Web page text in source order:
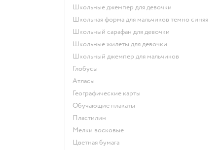
Школьные джемпер для девочки
Школьная форма для мальчиков темно синяя
Школьный сарафан для девочки
Школьные жилеты для девочки
Школьный джемпер для мальчиков
Глобусы
Атласы
Географические карты
Обучающие плакаты
Пластилин
Мелки восковые
Цветная бумага